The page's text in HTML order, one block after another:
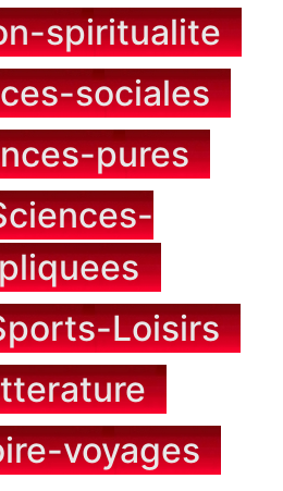
spiritualite
sociales
pures
Loisirs
voyages